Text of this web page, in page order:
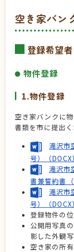
空き家バン
登録希望
物件登録
1.物件登録
空き家バンクに
書類を市に提出く
滝沢市
号）（DOCX）
滝沢市
書兼誓約書
滝沢市
号）（DOCX）
登録物件の
公開用写真
影した外観
空き家の所